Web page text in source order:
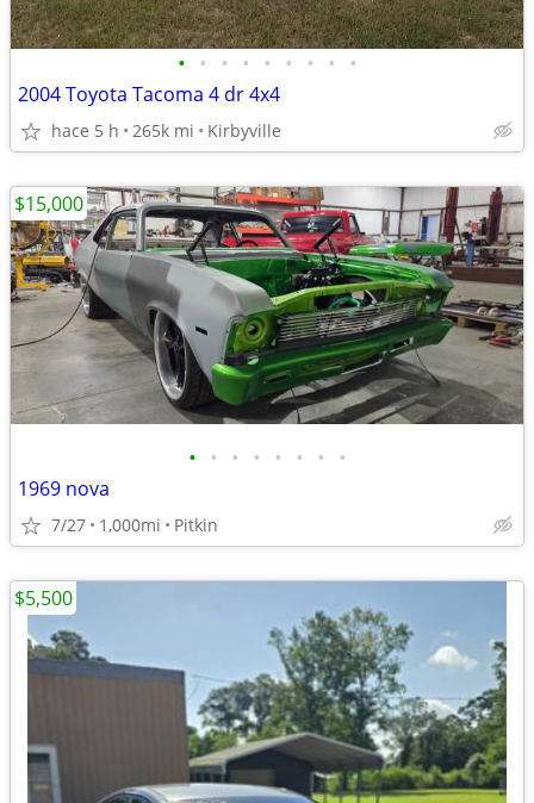
• • • • • • • • •
2004 Toyota Tacoma 4 dr 4x4
hace 5 h 265k mi Kirbyville
• • • • • • • •
1969 nova
7/27 1,000mi Pitkin
$15,000
$5,500